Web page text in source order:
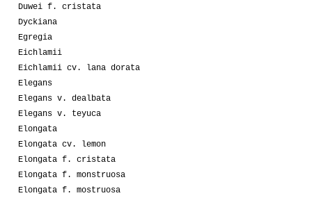
Duwei f. cristata
Dyckiana
Egregia
Eichlamii
Eichlamii cv. lana dorata
Elegans
Elegans v. dealbata
Elegans v. teyuca
Elongata
Elongata cv. lemon
Elongata f. cristata
Elongata f. monstruosa
Elongata f. mostruosa